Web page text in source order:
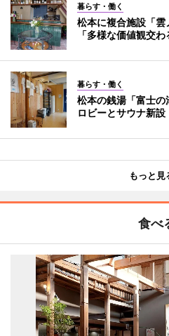
暮らす・働く
松本に複合施設「
「多様な価値観交
暮らす・働く
松本の銭湯「富士
ロビーとサウナ新設
もっと見
食べ